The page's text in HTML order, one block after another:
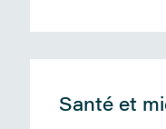
Santé et